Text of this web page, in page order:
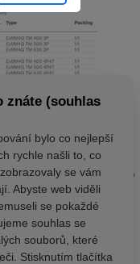
znáte (souhlas
bylo co nejlepší
rychle našli to, co
se vám
Abyste web viděli
se pokaždé
souhlas se
souborů, které
Stisknutím tlačítka